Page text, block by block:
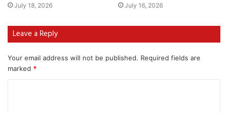
July 18, 2026 July 16, 2026
Leave a Reply
Your email address will not be published. Required fields are
marked *